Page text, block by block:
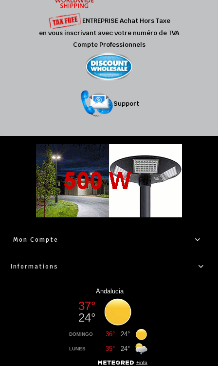
ENTREPRISE Achat Hors Taxe
en vous inscrivant avec votre numéro de TVA
Compte Professionnels
Support
Mon Compte
Informations